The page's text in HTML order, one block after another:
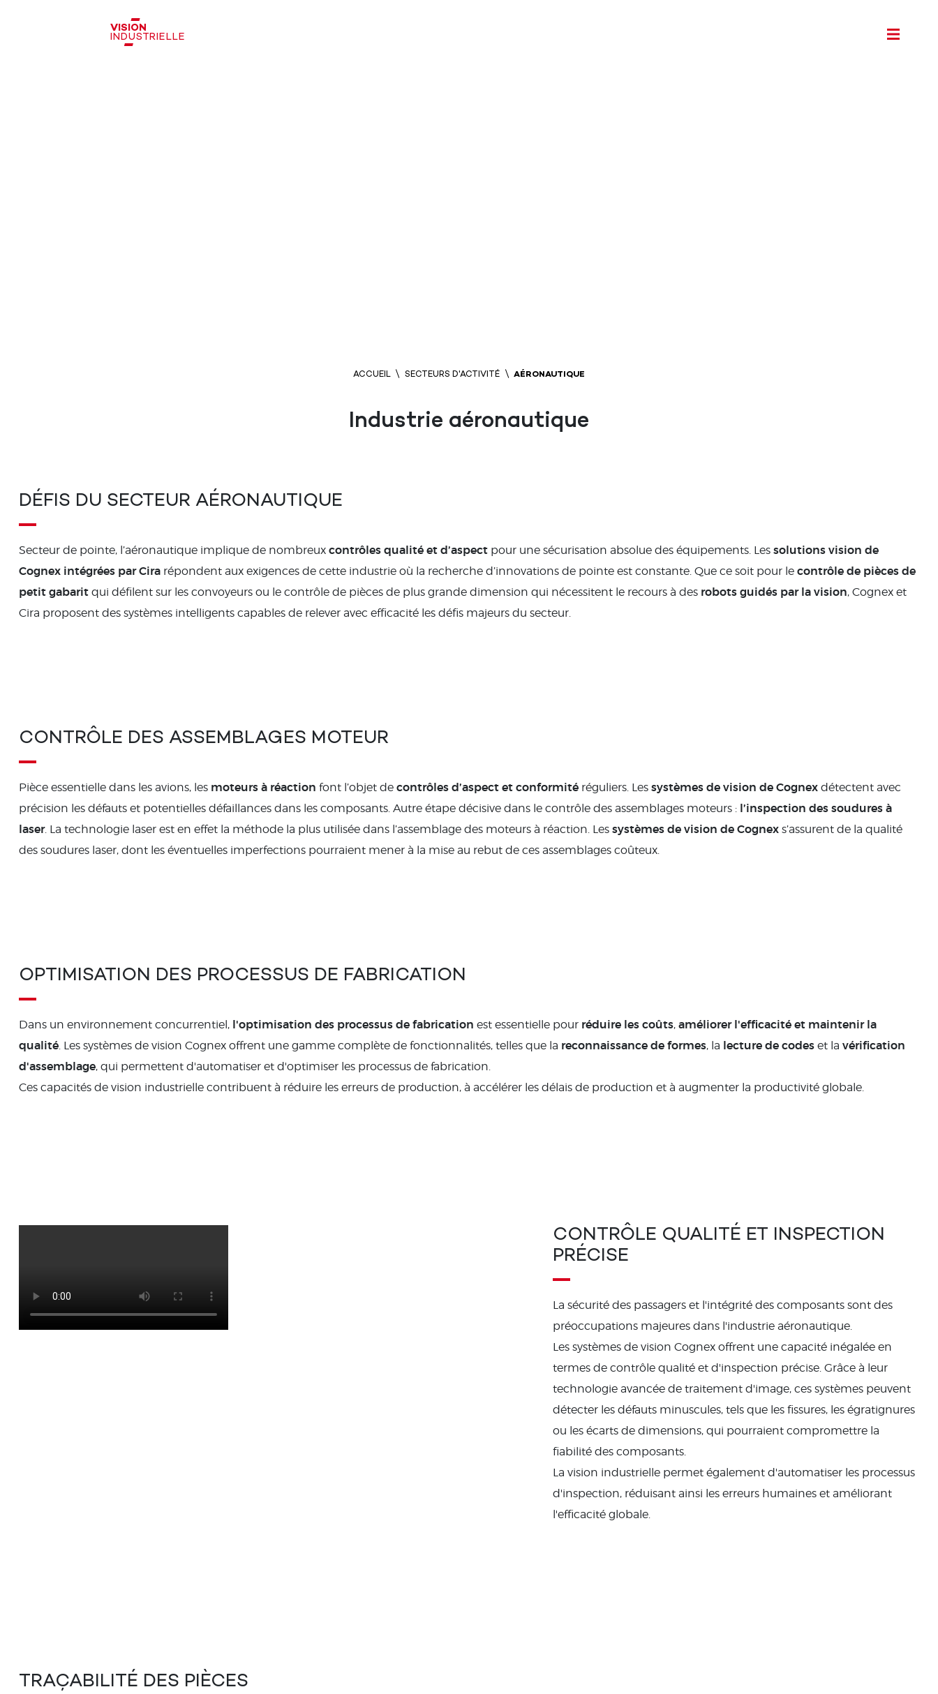
VISION
INDUSTRIELLE
ACCUEIL SECTEURS D'ACTIVITÉ AÉRONAUTIQUE
Industrie aéronautique
DÉFIS DU SECTEUR AÉRONAUTIQUE
Secteur de pointe, l’aéronautique implique de nombreux contrôles qualité et d’aspect pour une sécurisation absolue des équipements. Les solutions vision de
Cognex intégrées par Cira répondent aux exigences de cette industrie où la recherche d’innovations de pointe est constante. Que ce soit pour le contrôle de pièces de
petit gabarit qui défilent sur les convoyeurs ou le contrôle de pièces de plus grande dimension qui nécessitent le recours à des robots guidés par la vision, Cognex et
Cira proposent des systèmes intelligents capables de relever avec efficacité les défis majeurs du secteur.
CONTRÔLE DES ASSEMBLAGES MOTEUR
Pièce essentielle dans les avions, les moteurs à réaction font l’objet de contrôles d’aspect et conformité réguliers. Les systèmes de vision de Cognex détectent avec
précision les défauts et potentielles défaillances dans les composants. Autre étape décisive dans le contrôle des assemblages moteurs : l’inspection des soudures à
laser. La technologie laser est en effet la méthode la plus utilisée dans l’assemblage des moteurs à réaction. Les systèmes de vision de Cognex s’assurent de la qualité
des soudures laser, dont les éventuelles imperfections pourraient mener à la mise au rebut de ces assemblages coûteux.
OPTIMISATION DES PROCESSUS DE FABRICATION
Dans un environnement concurrentiel, l'optimisation des processus de fabrication est essentielle pour réduire les coûts, améliorer l'efficacité et maintenir la
qualité. Les systèmes de vision Cognex offrent une gamme complète de fonctionnalités, telles que la reconnaissance de formes, la lecture de codes et la vérification
d'assemblage, qui permettent d'automatiser et d'optimiser les processus de fabrication.
Ces capacités de vision industrielle contribuent à réduire les erreurs de production, à accélérer les délais de production et à augmenter la productivité globale.
CONTRÔLE QUALITÉ ET INSPECTION
PRÉCISE
La sécurité des passagers et l'intégrité des composants sont des
préoccupations majeures dans l'industrie aéronautique.
Les systèmes de vision Cognex offrent une capacité inégalée en
termes de contrôle qualité et d'inspection précise. Grâce à leur
technologie avancée de traitement d'image, ces systèmes peuvent
détecter les défauts minuscules, tels que les fissures, les égratignures
ou les écarts de dimensions, qui pourraient compromettre la
fiabilité des composants.
La vision industrielle permet également d'automatiser les processus
d'inspection, réduisant ainsi les erreurs humaines et améliorant
l'efficacité globale.
TRAÇABILITÉ DES PIÈCES